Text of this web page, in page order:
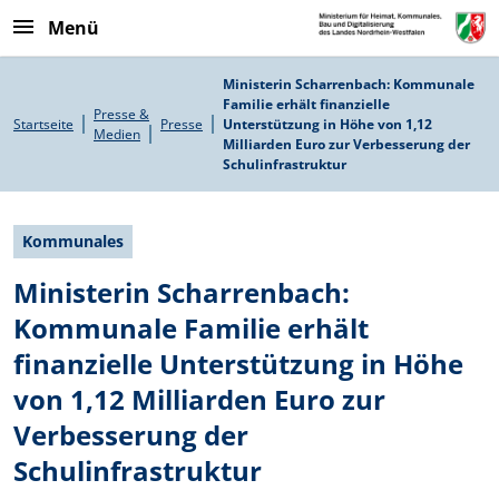
Menü
Pfadnavigation
Startseite
Presse &
Medien
Presse
Ministerin Scharrenbach: Kommunale
Familie erhält finanzielle
Unterstützung in Höhe von 1,12
Milliarden Euro zur Verbesserung der
Schulinfrastruktur
Kommunales
Ministerin Scharrenbach:
Kommunale Familie erhält
finanzielle Unterstützung in Höhe
von 1,12 Milliarden Euro zur
Verbesserung der
Schulinfrastruktur